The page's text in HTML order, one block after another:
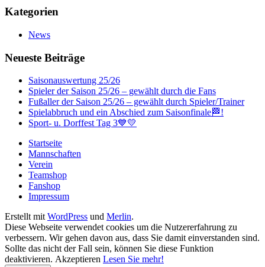
Kategorien
News
Neueste Beiträge
Saisonauswertung 25/26
Spieler der Saison 25/26 – gewählt durch die Fans
Fußaller der Saison 25/26 – gewählt durch Spieler/Trainer
Spielabbruch und ein Abschied zum Saisonfinale🏁!
Sport- u. Dorffest Tag 3💙💛
Startseite
Mannschaften
Verein
Teamshop
Fanshop
Impressum
Erstellt mit WordPress und Merlin.
Diese Webseite verwendet cookies um die Nutzererfahrung zu
verbessern. Wir gehen davon aus, dass Sie damit einverstanden sind.
Sollte das nicht der Fall sein, können Sie diese Funktion
deaktivieren. Akzeptieren Lesen Sie mehr!